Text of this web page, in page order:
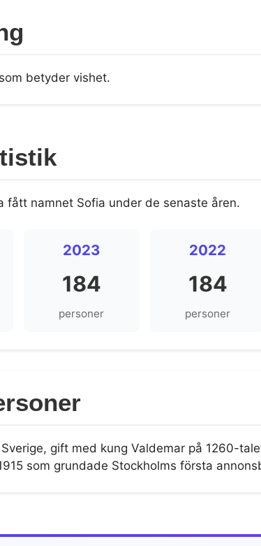
betyder vishet.
fått namnet Sofia under de senaste åren.
2023
184
personer
2022
184
personer
gift med kung Valdemar på 1260-
som grundade Stockholms första